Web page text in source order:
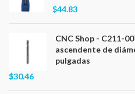
$44.83
CNC Shop - C211-
ascendente de
pulgadas
$30.46